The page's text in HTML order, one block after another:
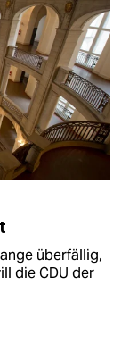
überfällig,
die CDU der